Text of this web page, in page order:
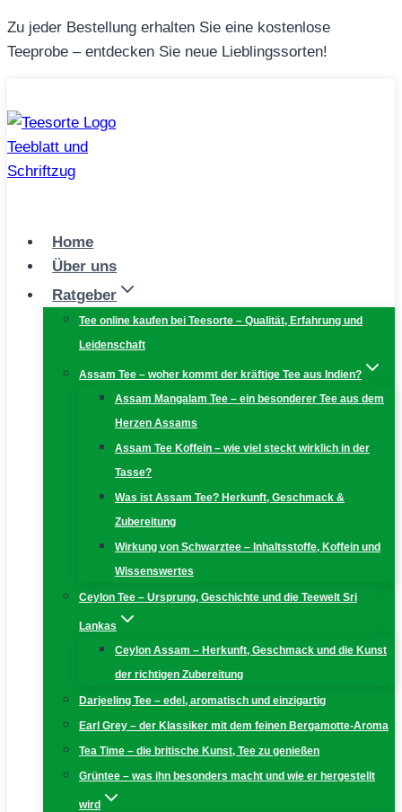
Zum
Inhalt
Zu jeder Bestellung erhalten Sie eine kostenlose
Teeprobe – entdecken Sie neue Lieblingssorten!
Home
Über uns
Ratgeber
Tee online kaufen bei Teesorte – Qualität, Erfahrung und
Leidenschaft
Assam Tee – woher kommt der kräftige Tee aus Indien?
Assam Mangalam Tee – ein besonderer Tee aus dem
Herzen Assams
Assam Tee Koffein – wie viel steckt wirklich in der
Tasse?
Was ist Assam Tee? Herkunft, Geschmack &
Zubereitung
Wirkung von Schwarztee – Inhaltsstoffe, Koffein und
Wissenswertes
Ceylon Tee – Ursprung, Geschichte und die Teewelt Sri
Lankas
Ceylon Assam – Herkunft, Geschmack und die Kunst
der richtigen Zubereitung
Darjeeling Tee – edel, aromatisch und einzigartig
Earl Grey – der Klassiker mit dem feinen Bergamotte-Aroma
Tea Time – die britische Kunst, Tee zu genießen
Grüntee – was ihn besonders macht und wie er hergestellt
wird